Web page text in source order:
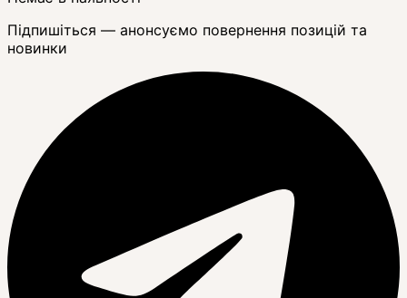
Підпишіться — анонсуємо повернення позицій та
новинки